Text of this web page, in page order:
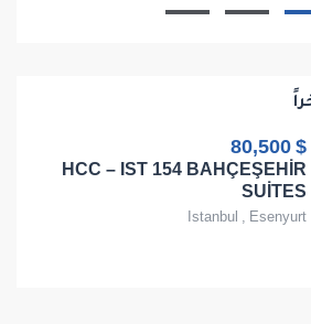
$ 80,500
HCC – IST 154 BAHÇEŞEHİR
SUİTES
Istanbul , Esenyurt